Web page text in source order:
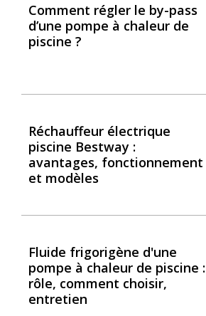
Comment régler le by-pass
d’une pompe à chaleur de
piscine ?
Réchauffeur électrique
piscine Bestway :
avantages, fonctionnement
et modèles
Fluide frigorigène d'une
pompe à chaleur de piscine :
rôle, comment choisir,
entretien